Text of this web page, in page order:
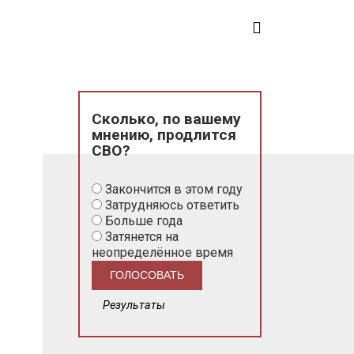
Сколько, по вашему
мнению, продлится
СВО?
Закончится в этом году
Затрудняюсь ответить
Больше года
Затянется на
неопределённое время
Результаты